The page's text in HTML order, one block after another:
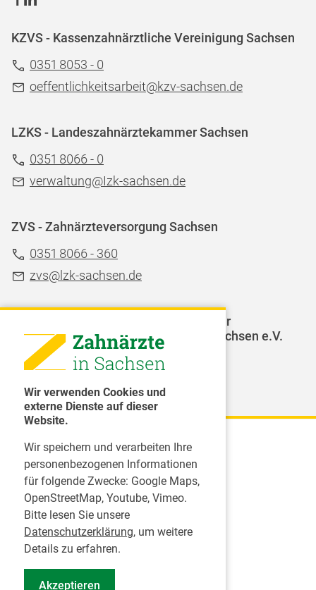
Wir verwenden Cookies und
externe Dienste auf dieser
Website.
Wir speichern und verarbeiten Ihre
personenbezogenen Informationen
für folgende Zwecke: Google Maps,
OpenStreetMap, Youtube, Vimeo.
Bitte lesen Sie unsere
Datenschutzerklärung, um weitere
Details zu erfahren.
Akzeptieren
KZVS - Kassenzahnärztliche Vereinigung Sachsen
0351 8053 - 0
oeffentlichkeitsarbeit@kzv-sachsen.de
LZKS - Landeszahnärztekammer Sachsen
0351 8066 - 0
verwaltung@Izk-sachsen.de
ZVS - Zahnärzteversorgung Sachsen
0351 8066 - 360
zvs@lzk-sachsen.de
LAGZ - Landesarbeitsgemeinschaft für
Jugendzahnpflege des Freistaates Sachsen e.V.
Karriere
Inserate
Praktikum in einer Zahnarztpraxis
Jobs im Zahnärztehaus
Presse
Pressemitteilungen